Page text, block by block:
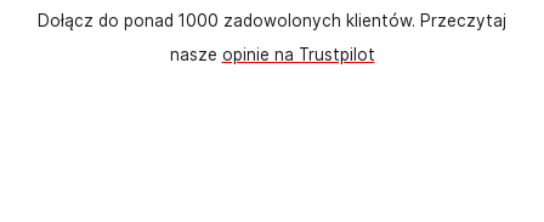
Dołącz do ponad 1000 zadowolonych klientów. Przeczytaj
nasze opinie na Trustpilot